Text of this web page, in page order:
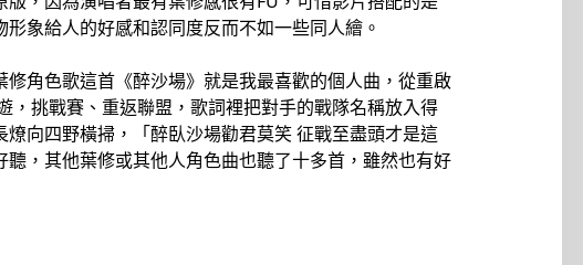
象給人的好感和認同度反而不如一些同人繪。
角色歌這首《醉沙場》就是我最喜歡的個人曲，從重啟
，挑戰賽、重返聯盟，歌詞裡把對手的戰隊名稱放入得
向四野橫掃，「醉臥沙場勸君莫笑 征戰至盡頭才是這
，其他葉修或其他人角色曲也聽了十多首，雖然也有好